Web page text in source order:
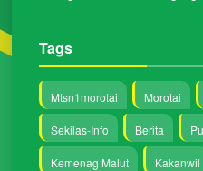
Tags
Mtsn1morotai Morotai
Sekilas-Info Berita
Kemenag Malut Kakanwil